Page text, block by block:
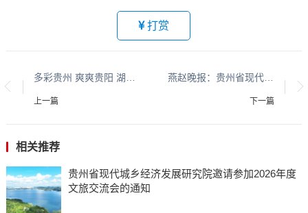
打赏
上一篇
燕赵晚报：贵州省现代城乡经济发展研究院系列报道之一
下一篇
相关推荐
贵州省现代城乡经济发展研究院邀请参加2026年度
文旅交流会的通知